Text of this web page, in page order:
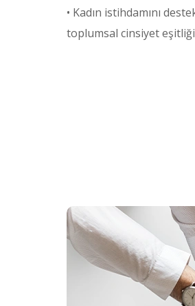
• Kadın istihdamını
toplumsal cinsiyet